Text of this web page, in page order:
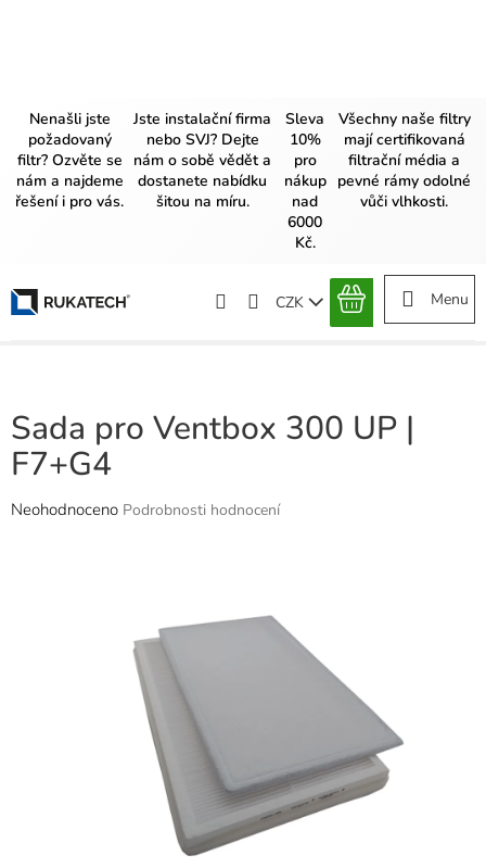
Nenašli jste
požadovaný
filtr? Ozvěte se
nám a najdeme
řešení i pro vás.
Jste instalační firma
nebo SVJ? Dejte
nám o sobě vědět a
dostanete nabídku
šitou na míru.
Sleva
10%
pro
nákup
nad
6000
Kč.
Všechny naše filtry
mají certifikovaná
filtrační média a
pevné rámy odolné
vůči vlhkosti.
CZK
NÁKUPNÍ
Sada pro Ventbox 300 UP |
F7+G4
Průměrné
Neohodnoceno Podrobnosti hodnocení